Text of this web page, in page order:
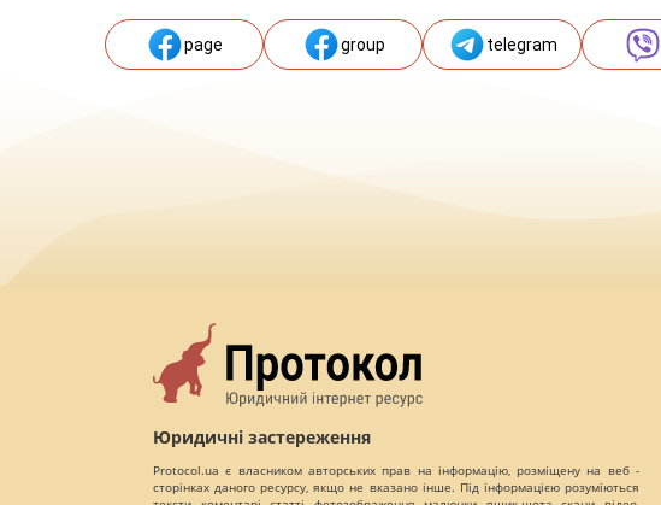
page group telegram
Юридичні застереження
Protocol.ua є власником авторських прав на інформацію, розміщену на веб -
сторінках даного ресурсу, якщо не вказано інше. Під інформацією розуміються